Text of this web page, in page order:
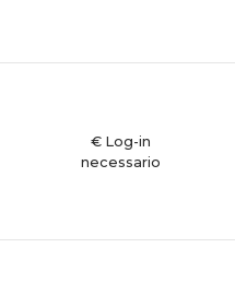
€ Log-in
necessario